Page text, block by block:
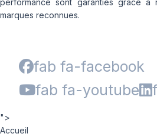
performance sont garanties grâce à
marques reconnues.
fab fa-facebook
fab fa-youtube
">
Accueil